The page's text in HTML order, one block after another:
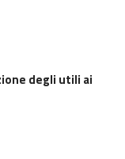
degli utili ai